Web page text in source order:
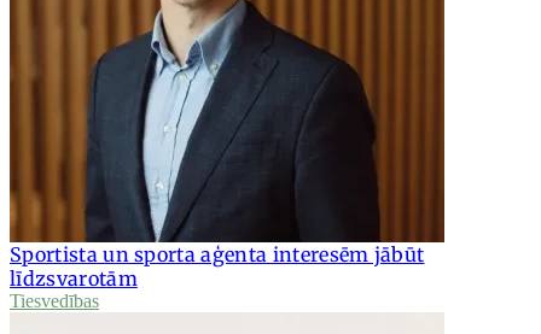
Sportista un sporta aģenta interesēm jābūt
līdzsvarotām
Tiesvedības